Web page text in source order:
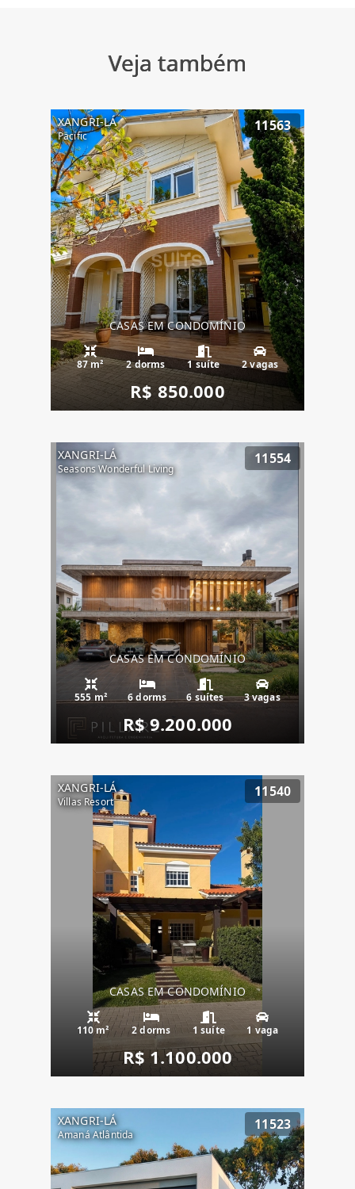
Veja também
XANGRI-LÁ
Pacific
11563
CASAS EM CONDOMÍNIO
87 m² 2 dorms 1 suíte 2 vagas
R$ 850.000
XANGRI-LÁ
Seasons Wonderful Living
11554
CASAS EM CONDOMÍNIO
555 m² 6 dorms 6 suítes 3 vagas
R$ 9.200.000
XANGRI-LÁ
Villas Resort
11540
CASAS EM CONDOMÍNIO
110 m² 2 dorms 1 suíte 1 vaga
R$ 1.100.000
XANGRI-LÁ
Amaná Atlântida
11523